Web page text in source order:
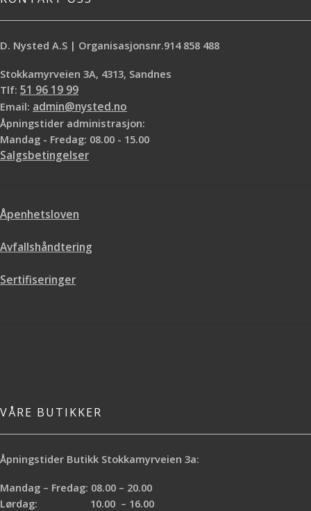
D. Nysted A.S | Organisasjonsnr.914 858 488
Stokkamyrveien 3A, 4313, Sandnes
Tlf: 51 96 19 99
Email: admin@nysted.no
Åpningstider administrasjon:
Mandag - Fredag: 08.00 - 15.00
Salgsbetingelser
Åpenhetsloven
Avfallshåndtering
Sertifiseringer
VÅRE BUTIKKER
Åpningstider Butikk Stokkamyrveien 3a:
Mandag – Fredag: 08.00 – 20.00
Lørdag: 10.00 – 16.00